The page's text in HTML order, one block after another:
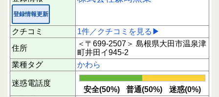
登録情報更新
クチコミ
1件／クチコミを見る▶
住所
＜〒699-2507＞ 島根県大田市温泉津
町井田イ945-2
業種タグ
かわら
迷惑電話度
安全(50%) 普通(50%)
迷惑(0%)